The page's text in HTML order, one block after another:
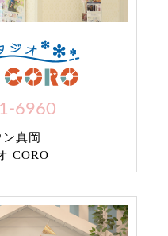
6960
真岡
CORO